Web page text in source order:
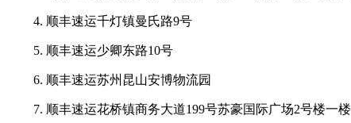
4. 顺丰速运千灯镇曼氏路9号
5. 顺丰速运少卿东路10号
6. 顺丰速运苏州昆山安博物流园
7. 顺丰速运花桥镇商务大道199号苏豪国际广场2号楼一楼